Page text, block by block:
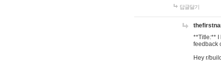
답글달기
**Title:** I
feedback
Hey r/